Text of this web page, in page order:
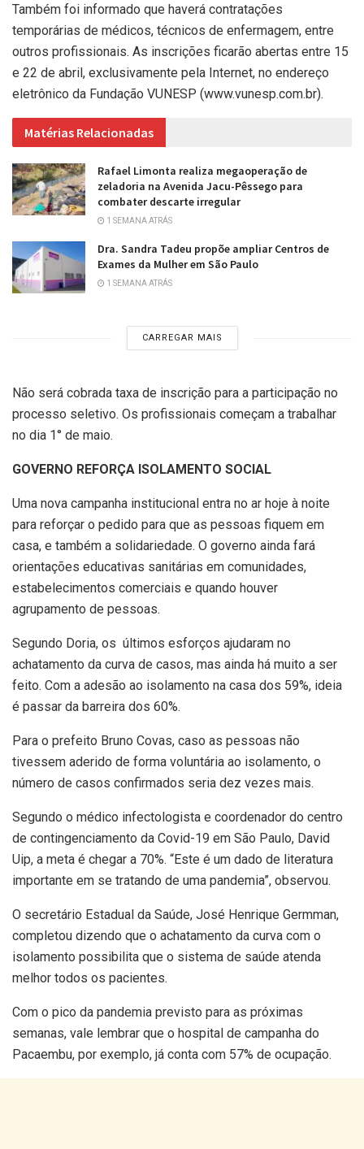
Também foi informado que haverá contratações
temporárias de médicos, técnicos de enfermagem, entre
outros profissionais. As inscrições ficarão abertas entre 15
e 22 de abril, exclusivamente pela Internet, no endereço
eletrônico da Fundação VUNESP (www.vunesp.com.br).
Matérias Relacionadas
Rafael Limonta realiza megaoperação de
zeladoria na Avenida Jacu-Pêssego para
combater descarte irregular
1 SEMANA ATRÁS
Dra. Sandra Tadeu propõe ampliar Centros de
Exames da Mulher em São Paulo
1 SEMANA ATRÁS
CARREGAR MAIS
Não será cobrada taxa de inscrição para a participação no
processo seletivo. Os profissionais começam a trabalhar
no dia 1° de maio.
GOVERNO REFORÇA ISOLAMENTO SOCIAL
Uma nova campanha institucional entra no ar hoje à noite
para reforçar o pedido para que as pessoas fiquem em
casa, e também a solidariedade. O governo ainda fará
orientações educativas sanitárias em comunidades,
estabelecimentos comerciais e quando houver
agrupamento de pessoas.
Segundo Doria, os últimos esforços ajudaram no
achatamento da curva de casos, mas ainda há muito a ser
feito. Com a adesão ao isolamento na casa dos 59%, ideia
é passar da barreira dos 60%.
Para o prefeito Bruno Covas, caso as pessoas não
tivessem aderido de forma voluntária ao isolamento, o
número de casos confirmados seria dez vezes mais.
Segundo o médico infectologista e coordenador do centro
de contingenciamento da Covid-19 em São Paulo, David
Uip, a meta é chegar a 70%. “Este é um dado de literatura
importante em se tratando de uma pandemia”, observou.
O secretário Estadual da Saúde, José Henrique Germman,
completou dizendo que o achatamento da curva com o
isolamento possibilita que o sistema de saúde atenda
melhor todos os pacientes.
Com o pico da pandemia previsto para as próximas
semanas, vale lembrar que o hospital de campanha do
Pacaembu, por exemplo, já conta com 57% de ocupação.